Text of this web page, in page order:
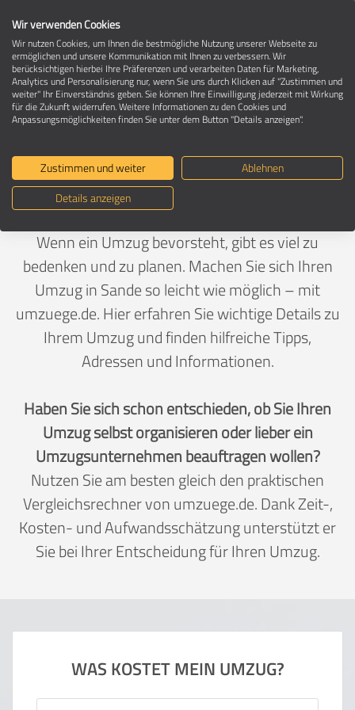
Umzug in 26452 Sande
Ein Umzug ist Vertrauenssache
Deutschland>Niedersachsen>Friesland, Landkreis>
Sande
Wenn ein Umzug bevorsteht, gibt es viel zu
bedenken und zu planen. Machen Sie sich Ihren
Umzug in Sande so leicht wie möglich – mit
umzuege.de. Hier erfahren Sie wichtige Details zu
Ihrem Umzug und finden hilfreiche Tipps,
Adressen und Informationen.
Haben Sie sich schon entschieden, ob Sie Ihren
Umzug selbst organisieren oder lieber ein
Umzugsunternehmen beauftragen wollen?
Nutzen Sie am besten gleich den praktischen
Vergleichsrechner von umzuege.de. Dank Zeit-,
Kosten- und Aufwandsschätzung unterstützt er
Sie bei Ihrer Entscheidung für Ihren Umzug.
WAS KOSTET MEIN UMZUG?
Wir verwenden Cookies
Wir nutzen Cookies, um Ihnen die bestmögliche Nutzung unserer Webseite zu
ermöglichen und unsere Kommunikation mit Ihnen zu verbessern. Wir
berücksichtigen hierbei Ihre Präferenzen und verarbeiten Daten für Marketing,
Analytics und Personalisierung nur, wenn Sie uns durch Klicken auf "Zustimmen und
weiter" Ihr Einverständnis geben. Sie können Ihre Einwilligung jederzeit mit Wirkung
für die Zukunft widerrufen. Weitere Informationen zu den Cookies und
Anpassungsmöglichkeiten finden Sie unter dem Button "Details anzeigen".
Zustimmen und weiter
Ablehnen
Details anzeigen